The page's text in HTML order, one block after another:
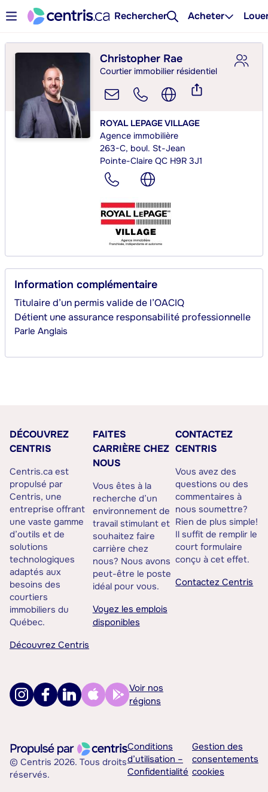
Rechercher Acheter
Christopher Rae
Courtier immobilier résidentiel
ROYAL LEPAGE VILLAGE
Agence immobilière
263-C, boul. St-Jean
Pointe-Claire QC H9R 3J1
Information complémentaire
Titulaire d’un permis valide de l’OACIQ
Détient une assurance responsabilité professionnelle
Parle Anglais
DÉCOUVREZ
CENTRIS
Centris.ca est
propulsé par
Centris, une
entreprise offrant
une vaste gamme
d’outils et de
solutions
technologiques
adaptés aux
besoins des
courtiers
immobiliers du
Québec.
Découvrez Centris
FAITES
CARRIÈRE CHEZ
NOUS
Vous êtes à la
recherche d’un
environnement de
travail stimulant et
souhaitez faire
carrière chez
nous? Nous avons
peut-être le poste
idéal pour vous.
Voyez les emplois
disponibles
CONTACTEZ
CENTRIS
Vous avez des
questions ou des
commentaires à
nous soumettre?
Rien de plus simple!
Il suffit de remplir le
court formulaire
conçu à cet effet.
Contactez Centris
Voir nos
régions
© Centris 2026. Tous droits
réservés.
Conditions
d’utilisation –
Confidentialité
Gestion des
consentements
cookies